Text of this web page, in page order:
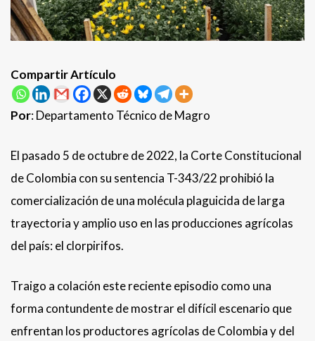
Compartir Artículo
Por: Departamento Técnico de Magro
El pasado 5 de octubre de 2022, la Corte Constitucional
de Colombia con su sentencia T-343/22 prohibió la
comercialización de una molécula plaguicida de larga
trayectoria y amplio uso en las producciones agrícolas
del país: el clorpirifos.
Traigo a colación este reciente episodio como una
forma contundente de mostrar el difícil escenario que
enfrentan los productores agrícolas de Colombia y del